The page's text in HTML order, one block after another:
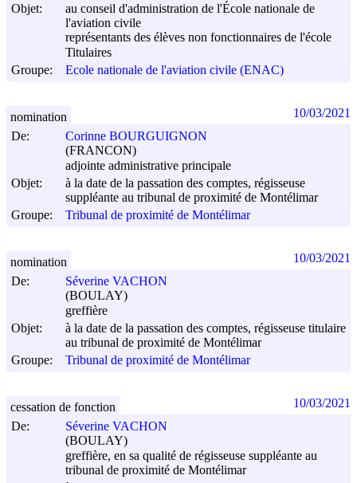
Objet:
au conseil d'administration de l'École nationale de
l'aviation civile
représentants des élèves non fonctionnaires de l'école
Titulaires
Groupe:
Ecole nationale de l'aviation civile (ENAC)
De:
Corinne BOURGUIGNON
(FRANCON)
adjointe administrative principale
Objet:
à la date de la passation des comptes, régisseuse
suppléante au tribunal de proximité de Montélimar
Groupe:
Tribunal de proximité de Montélimar
nomination 10/03/2021
De:
Séverine VACHON
(BOULAY)
greffière
Objet:
à la date de la passation des comptes, régisseuse titulaire
au tribunal de proximité de Montélimar
Groupe:
Tribunal de proximité de Montélimar
nomination 10/03/2021
De:
Séverine VACHON
(BOULAY)
greffière, en sa qualité de régisseuse suppléante au
tribunal de proximité de Montélimar
cessation de fonction 10/03/2021